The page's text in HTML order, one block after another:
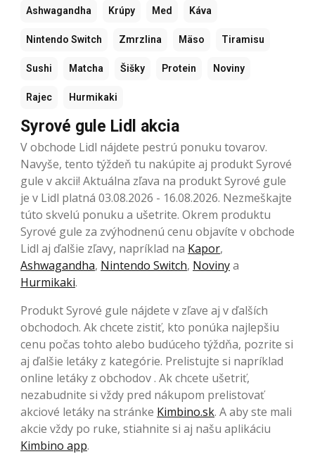
Ashwagandha Krúpy Med Káva
Nintendo Switch Zmrzlina Mäso Tiramisu
Sushi Matcha Šišky Protein Noviny
Rajec Hurmikaki
Syrové gule Lidl akcia
V obchode Lidl nájdete pestrú ponuku tovarov.
Navyše, tento týždeň tu nakúpite aj produkt Syrové
gule v akcii! Aktuálna zľava na produkt Syrové gule
je v Lidl platná 03.08.2026 - 16.08.2026. Nezmeškajte
túto skvelú ponuku a ušetrite. Okrem produktu
Syrové gule za zvýhodnenú cenu objavíte v obchode
Lidl aj ďalšie zľavy, napríklad na Kapor,
Ashwagandha, Nintendo Switch, Novinya
Hurmikaki.
Produkt Syrové gule nájdete v zľave aj v ďalších
obchodoch. Ak chcete zistiť, kto ponúka najlepšiu
cenu počas tohto alebo budúceho týždňa, pozrite si
aj ďalšie letáky z kategórie. Prelistujte si napríklad
online letáky z obchodov . Ak chcete ušetriť,
nezabudnite si vždy pred nákupom prelistovať
akciové letáky na stránke Kimbino.sk. A aby ste mali
akcie vždy po ruke, stiahnite si aj našu aplikáciu
Kimbino app.